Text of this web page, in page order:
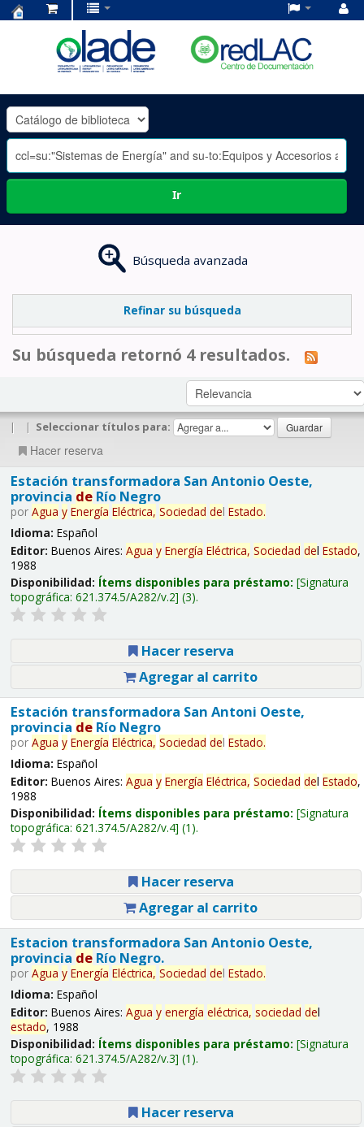
OLADE
-
Ir
Búsqueda avanzada
Refinar su búsqueda
Su búsqueda retornó 4 resultados.
| | Seleccionar títulos para:
Hacer reserva
Estación transformadora San Antonio Oeste,
provincia deRío Negro
por Agua y Energía Eléctrica, Sociedad del Estado.
Idioma: Español
Editor: Buenos Aires: Agua y Energía Eléctrica, Sociedad del Estado,
1988
Disponibilidad: Ítems disponibles para préstamo: Signatura
topográfica: 621.374.5/A282/v.2 (3).
Hacer reserva
Agregar al carrito
Estación transformadora San Antoni Oeste,
provincia deRío Negro
por Agua y Energía Eléctrica, Sociedad del Estado.
Idioma: Español
Editor: Buenos Aires: Agua y Energía Eléctrica, Sociedad del Estado,
1988
Disponibilidad: Ítems disponibles para préstamo: Signatura
topográfica: 621.374.5/A282/v.4 (1).
Hacer reserva
Agregar al carrito
Estacion transformadora San Antonio Oeste,
provincia deRío Negro.
por Agua y Energía Eléctrica, Sociedad del Estado.
Idioma: Español
Editor: Buenos Aires: Agua y energía eléctrica, sociedad del
estado, 1988
Disponibilidad: Ítems disponibles para préstamo: Signatura
topográfica: 621.374.5/A282/v.3 (1).
Hacer reserva